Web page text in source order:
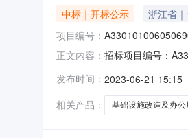
中标｜开标公示
浙江省
项目编号：
正文内容： 招标项目编号：
10，投标文件递交
发布时间： 2023-06-21 15:15
相关产品：
基础设施改造及办